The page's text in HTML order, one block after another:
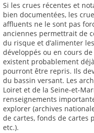
Si les crues récentes et
bien documentées, les
affluents ne le sont pas
anciennes permettrait de
du risque et d’alimenter
développés ou en cours
existent probablement
pourront être repris. Ils
du bassin versant. Les
Loiret et de la Seine-et-
renseignements
explorer (archives
de cartes, fonds de cartes
etc.).